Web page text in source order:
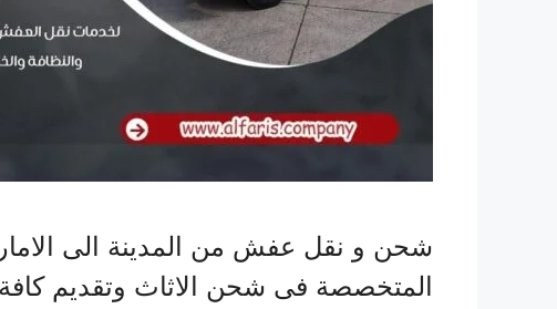
شحن و نقل عفش من المدينة الى
المتخصصة فى شحن الاثاث وتقديم